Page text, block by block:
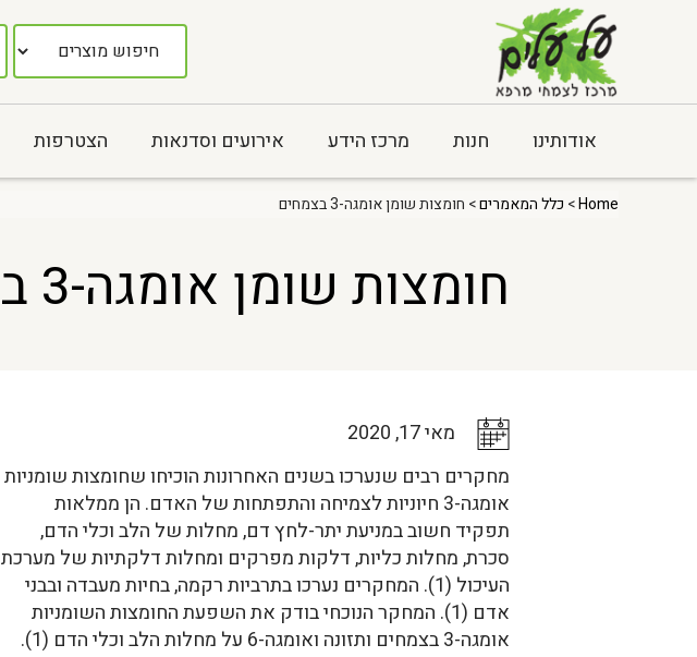
אודותינו חנות מרכז הידע אירועים וסדנאות הצטרפות
Home
> כלל המאמרים> חומצות שומן אומגה-3 בצמחים
חומצות שומן אומגה-3 בצמחים
מאי 17, 2020
מחקרים רבים שנערכו בשנים האחרונות הוכיחו שחומצות שומניות
אומגה-3 חיוניות לצמיחה והתפתחות של האדם. הן ממלאות
תפקיד חשוב במניעת יתר-לחץ דם, מחלות של הלב וכלי הדם,
סכרת, מחלות כליות, דלקות מפרקים ומחלות דלקתיות של מערכת
העיכול (1). המחקרים נערכו בתרביות רקמה, בחיות מעבדה ובבני
אדם (1). המחקר הנוכחי בודק את השפעת החומצות השומניות
אומגה-3 בצמחים ותזונה ואומגה-6 על מחלות הלב וכלי הדם (1).